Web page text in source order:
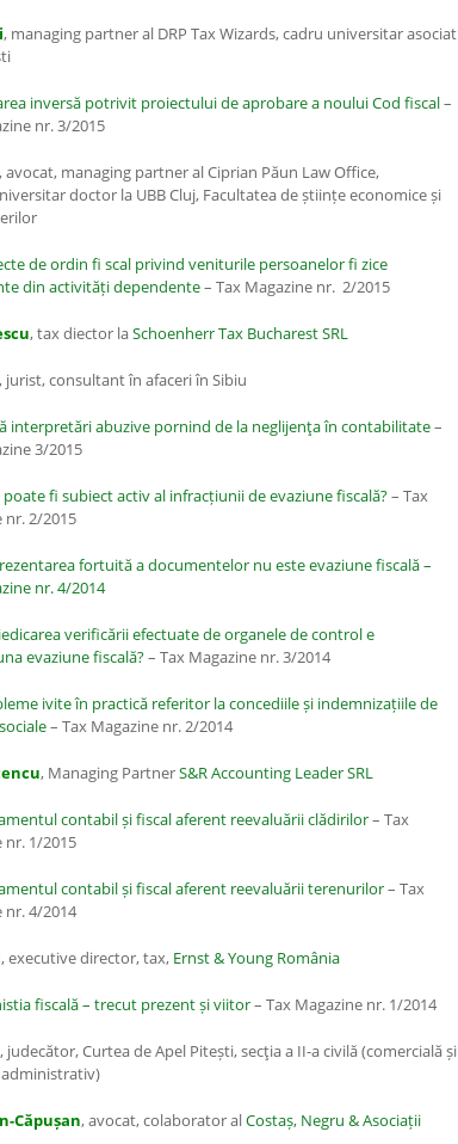
, managing partner al DRP Tax Wizards, cadru universitar asociat
inversă potrivit proiectului de aprobare a noului Cod fiscal–
nr. 3/2015
, avocat, managing partner al Ciprian Păun Law Office,
doctor la UBB Cluj, Facultatea de științe economice și
de ordin fi scal privind veniturile persoanelor fi zice
din activități dependente– Tax Magazine nr. 2/2015
, tax diector laSchoenherr Tax Bucharest SRL
, jurist, consultant în afaceri în Sibiu
interpretări abuzive pornind de la neglijenţa în contabilitate–
3/2015
poate fi subiect activ al infracțiunii de evaziune fiscală?– Tax
nr. 2/2015
fortuită a documentelor nu este evaziune fiscală –
nr. 4/2014
verificării efectuate de organele de control e
evaziune fiscală?– Tax Magazine nr. 3/2014
ivite în practică referitor la concediile și indemnizațiile de
– Tax Magazine nr. 2/2014
, Managing PartnerS&R Accounting Leader SRL
contabil și fiscal aferent reevaluării clădirilor– Tax
nr. 1/2015
contabil și fiscal aferent reevaluării terenurilor– Tax
nr. 4/2014
, executive director, tax, Ernst & Young România
fiscală – trecut prezent și viitor– Tax Magazine nr. 1/2014
, judecător, Curtea de Apel Pitești, secţia a II-a civilă (comercială și
Căpușan, avocat, colaborator alCostaș, Negru & Asociații